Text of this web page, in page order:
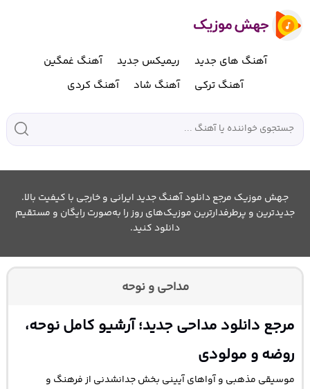
آهنگ های جدید ریمیکس جدید
آهنگ غمگین
آهنگ ترکی
آهنگ شاد آهنگ کردی
جهش موزیک مرجع دانلود آهنگ جدید ایرانی و خارجی با کیفیت بالا.
جدیدترین و پرطرفدارترین موزیک‌های روز را به‌صورت رایگان و مستقیم
دانلود کنید.
مداحی و نوحه
مرجع دانلود مداحی جدید؛ آرشیو کامل نوحه،
روضه و مولودی
موسیقی مذهبی و آواهای آیینی بخش جدانشدنی از فرهنگ و